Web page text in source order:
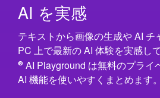
AI を実感
テキストから画像の生成や AI チ ャ
PC 上で最新の AI 体 験を実感し
® AI Playground は無料のプ ラ イ ベ
AI 機 能を使いやすくまとめま す